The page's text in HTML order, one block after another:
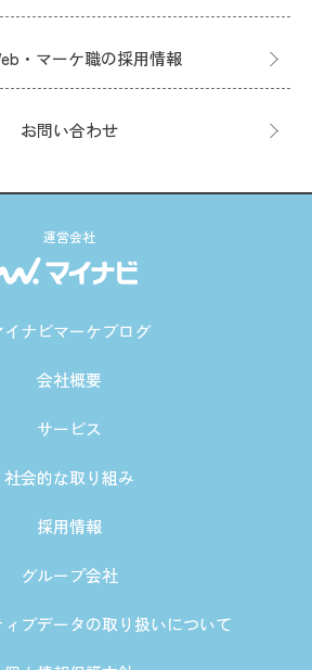
・マーケ職の採用情報
お問い合わせ
運営会社
イナビマーケブログ
会社概要
サービス
社会的な取り組み
採用情報
グループ会社
ブデータの取り扱いについて